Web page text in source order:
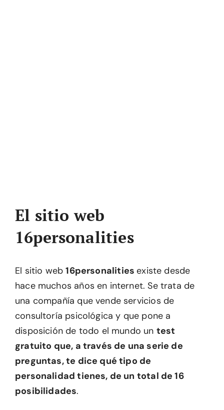
El sitio web
16personalities
El sitio web16personalities existe desde
hace muchos años en internet. Se trata de
una compañía que vende servicios de
consultoría psicológica y que pone a
disposición de todo el mundo un test
gratuito que, a través de una serie de
preguntas, te dice qué tipo de
personalidad tienes, de un total de 16
posibilidades.